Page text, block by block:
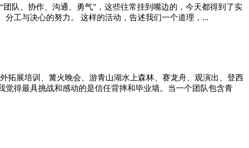
队、协作、沟通、勇气”，这些往常挂到嘴边的，今天都得到了实
工与决心的努力。 这样的活动，告述我们一个道理，...
拓展培训、篝火晚会、游青山湖水上森林、赛龙舟、观演出、登西
得最具挑战和感动的是信任背摔和毕业墙。当一个团队包含青